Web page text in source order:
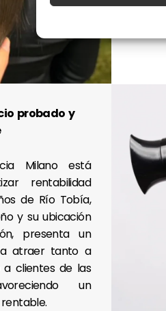
probado y
Milano está
rentabilidad
de Río Tobía,
y su ubicación
presenta un
atraer tanto a
a clientes de las
un